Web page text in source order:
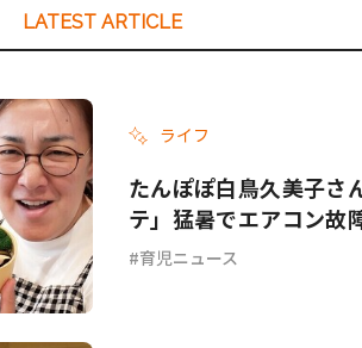
LATEST ARTICLE
ライフ
たんぽぽ白鳥久美子さ
テ」猛暑でエアコン故
てて…」
育児ニュース